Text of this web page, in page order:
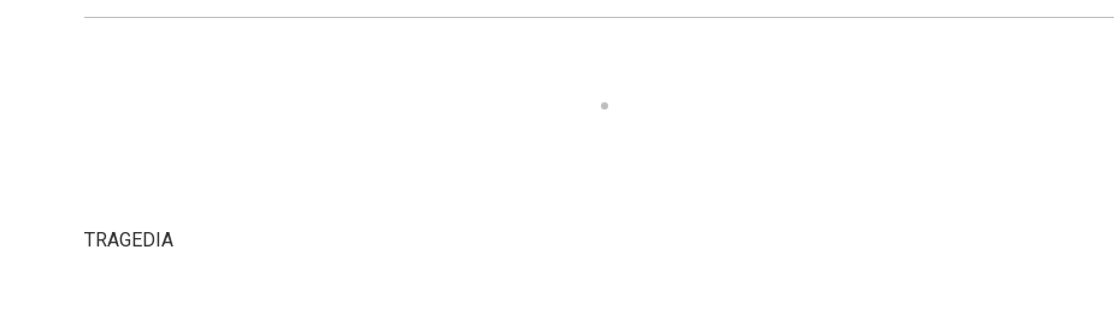
TRAGEDIA